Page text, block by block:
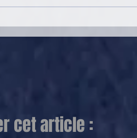
cet article :